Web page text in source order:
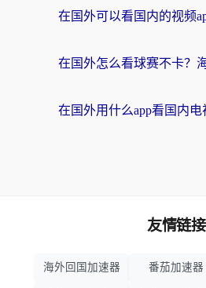
友情链接
海外回国加速器 番茄加速器